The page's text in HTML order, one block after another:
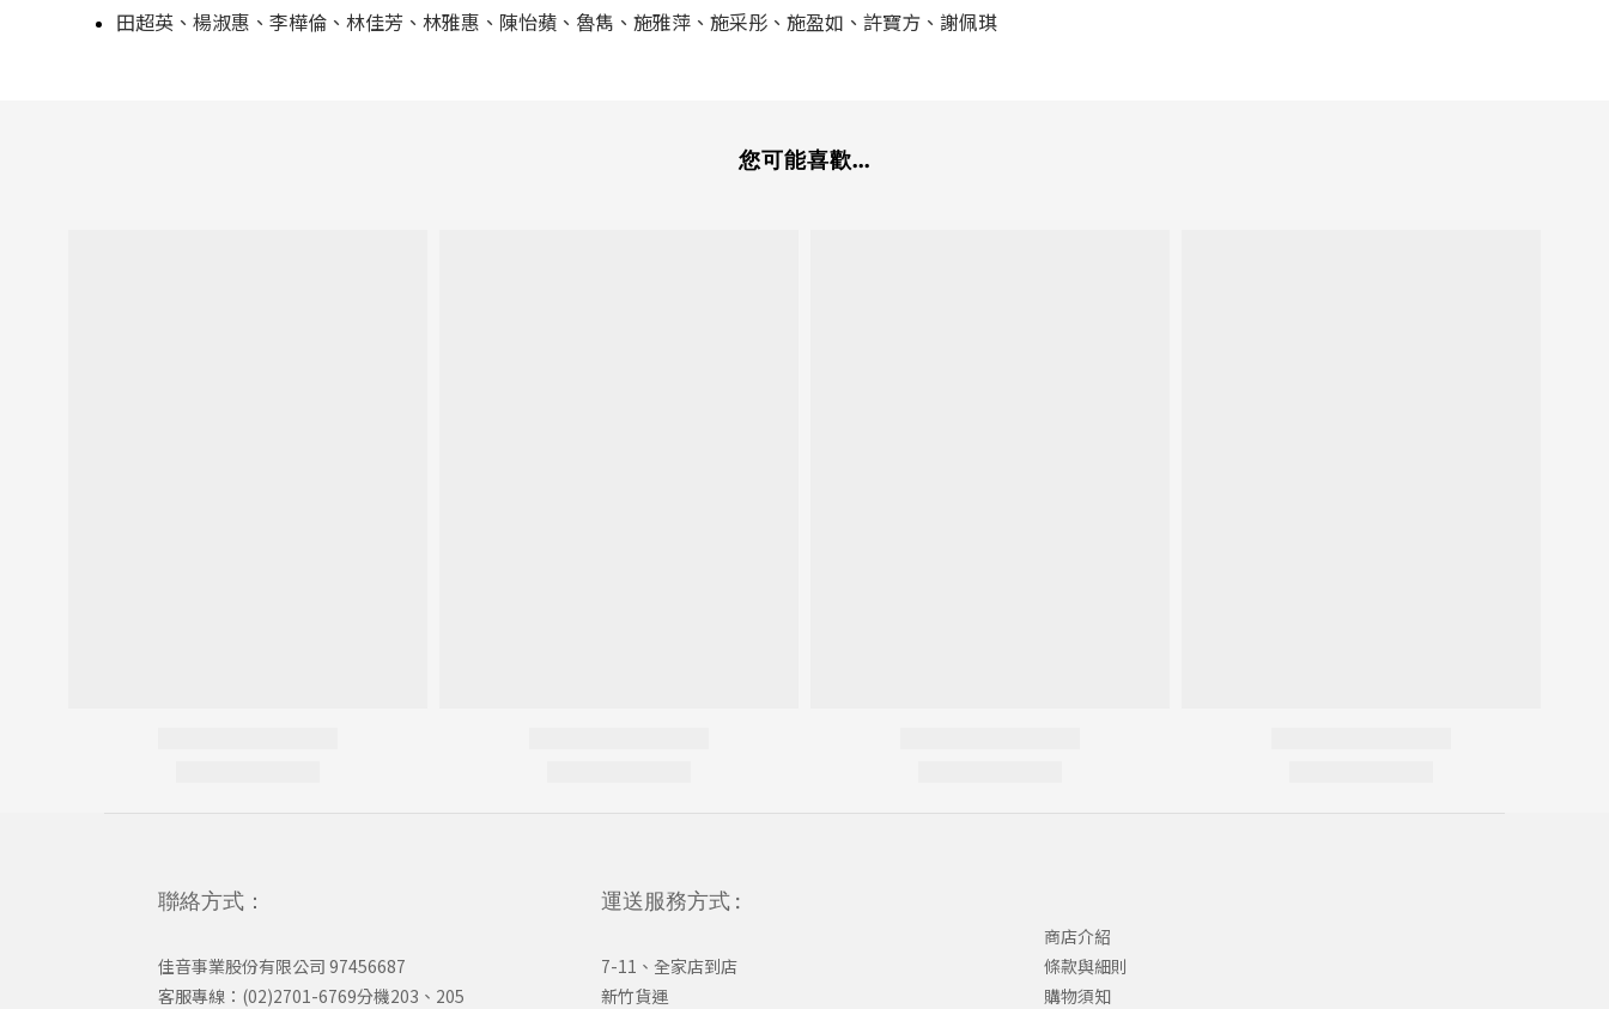
田超英、楊淑惠、李樺倫、林佳芳、林雅惠、陳怡蘋、魯雋、施雅萍、施采彤、施盈如、許寶方、謝佩琪
您可能喜歡...
聯絡方式：
佳音事業股份有限公司 97456687
客服專線：(02)2701-6769分機203、205
運送服務方式 :
7-11、全家店到店
新竹貨運
商店介紹
條款與細則
購物須知